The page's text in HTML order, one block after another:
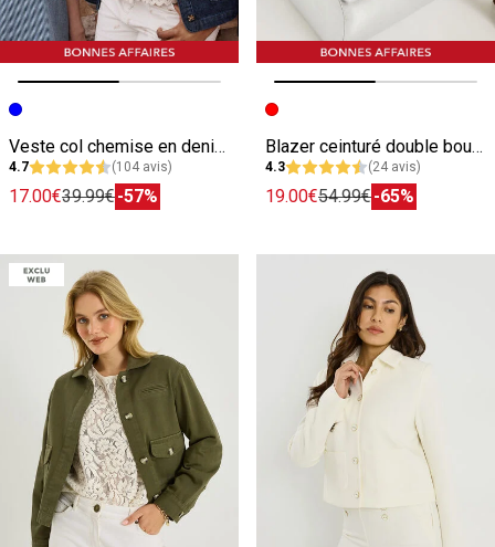
Image précédente
Image suivante
Veste col chemise en denim femme
4.7 (104 avis)
17.00€39.99€-57%
Image précédente
Image suivante
Blazer ceinturé double boutonnage femme
4.3 (24 avis)
19.00€54.99€-65%